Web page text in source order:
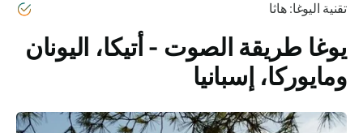
تقنية اليوغا: هاثا
يوغا طريقة الصوت - أتيكا، اليونان
ومايوركا، إسبانيا